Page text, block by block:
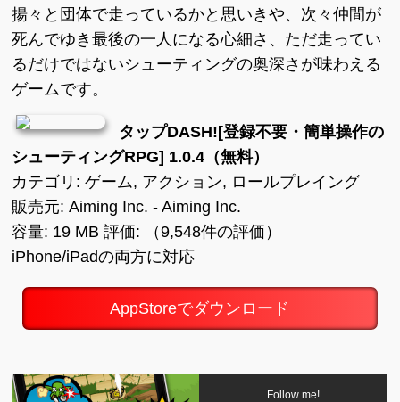
揚々と団体で走っているかと思いきや、次々仲間が
死んでゆき最後の一人になる心細さ、ただ走ってい
るだけではないシューティングの奥深さが味わえる
ゲームです。
タップDASH![登録不要・簡単操作の
シューティングRPG] 1.0.4（無料）
カテゴリ: ゲーム, アクション, ロールプレイング
販売元: Aiming Inc. - Aiming Inc.
容量: 19 MB 評価: （9,548件の評価）
iPhone/iPadの両方に対応
AppStoreでダウンロード
Follow me!